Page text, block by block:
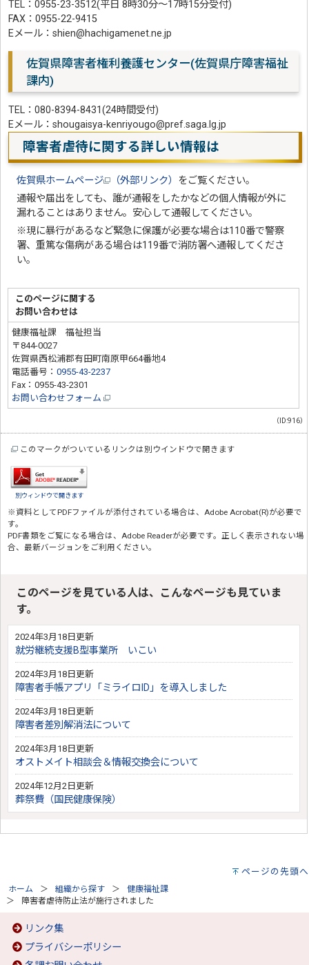
TEL：0955-23-3512(平日 8時30分～17時15分受付)
FAX：0955-22-9415
Eメール：shien@hachigamenet.ne.jp
佐賀県障害者権利養護センター(佐賀県庁障害福祉
課内)
TEL：080-8394-8431(24時間受付)
Eメール：shougaisya-kenriyougo@pref.saga.lg.jp
障害者虐待に関する詳しい情報は
佐賀県ホームページ （外部リンク）
をご覧ください。
通報や届出をしても、誰が通報をしたかなどの個人情報が外に
漏れることはありません。安心して通報してください。
※現に暴行があるなど緊急に保護が必要な場合は110番で警察
署、重篤な傷病がある場合は119番で消防署へ通報してくださ
い。
このページに関する
お問い合わせは
健康福祉課 福祉担当
〒844-0027
佐賀県西松浦郡有田町南原甲664番地4
電話番号：0955-43-2237
Fax：0955-43-2301
お問い合わせフォーム
（ID:916）
このマークがついているリンクは別ウインドウで開きます
別ウィンドウで開きます
※資料としてPDFファイルが添付されている場合は、 Adobe Acrobat(R)が必要で
す。
PDF書類をご覧になる場合は、 Adobe Readerが必要です。正しく表示されない場
合、最新バージョンをご利用ください。
このページを見ている人は、こんなページも見ていま
す。
2024年3月18日更新
就労継続支援B型事業所 いこい
2024年3月18日更新
障害者手帳アプリ「ミライロID」を導入しました
2024年3月18日更新
障害者差別解消法について
2024年3月18日更新
オストメイト相談会＆情報交換会について
2024年12月2日更新
葬祭費（国民健康保険）
ページの先頭へ
ホーム 組織から探す
健康福祉課
障害者虐待防止法が施行されました
リンク集
プライバシーポリシー